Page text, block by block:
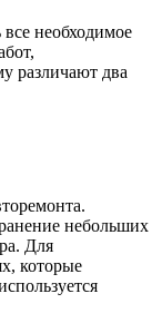
все необходимое
различают два
небольших
Для
которые